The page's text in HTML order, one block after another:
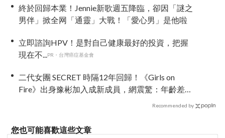
終於回歸本業！Jennie新歌週五降臨，卻因「謎之
男伴」掀全网「通靈」大戰！「愛心男」是他啦
立即諮詢HPV！是對自己健康最好的投資，把握
現在不...PR・台灣癌症基金會
二代女團 SECRET 時隔12年回歸！《Girls on
Fire》出身豫彬加入成新成員，網震驚：年齡差太
Recommended by
您也可能喜歡這些文章